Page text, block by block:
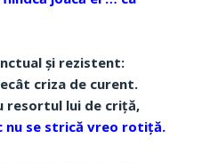
și rezistent:
criza de curent.
resortul lui de criță,
nu se strică vreo rotiță.